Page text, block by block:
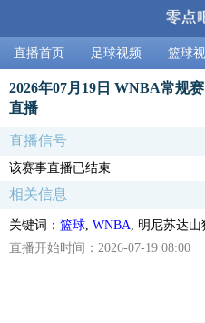
直播首页 足球视频 篮球
2026年07月19日 WNBA常规
直播
直播信号
该赛事直播已结束
相关信息
关键词： 篮球 WNBA , 明尼苏达
直播开始时间：2026-07-19 08:00